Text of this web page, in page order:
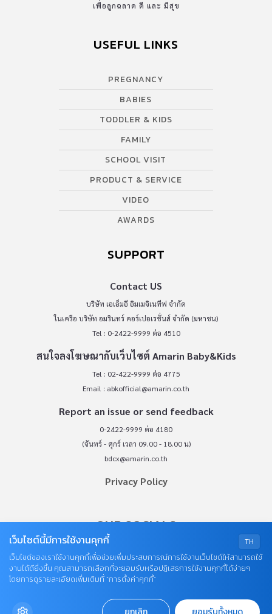
เพื่อลูกฉลาด ดี และ มีสุข
USEFUL LINKS
PREGNANCY
BABIES
TODDLER & KIDS
FAMILY
SCHOOL VISIT
PRODUCT & SERVICE
VIDEO
AWARDS
SUPPORT
Contact US
บริษัท เอเอ็มอี อิมเมจิเนทีฟ จำกัด
ในเครือ บริษัท อมรินทร์ คอร์เปอเรชั่นส์ จำกัด (มหาชน)
Tel : 0-2422-9999 ต่อ 4510
สนใจลงโฆษณากับเว็บไซต์ Amarin Baby&Kids
Tel : 02-422-9999 ต่อ 4775
Email : abkofficial@amarin.co.th
Report an issue or send feedback
0-2422-9999 ต่อ 4180
(จันทร์ - ศุกร์ เวลา 09.00 - 18.00 น)
bdcx@amarin.co.th
Privacy Policy
OUR SOCIALS
© COPYRIGHT 2026
TH
เว็บไซต์นี้มีการใช้งานคุกกี้
เว็บไซต์ของเราใช้งานคุกกี้เพื่อช่วยเพิ่มประสบการณ์การใช้งานเว็บไซต์ให้สามารถใช้
งานได้ดียิ่งขึ้น คุณสามารถเลือกที่จะยอมรับหรือปฏิเสธการใช้งานคุกกี้ได้ง่ายๆ
โดยการดูรายละเอียดเพิ่มเติมที่ “การตั้งค่าคุกกี้”